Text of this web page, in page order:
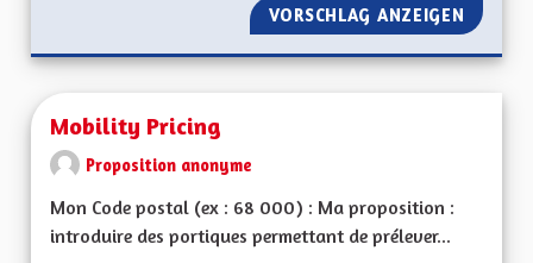
VORSCHLAG ANZEIGEN MODE
Mobility Pricing
Proposition anonyme
Mon Code postal (ex : 68 000) : Ma proposition :
introduire des portiques permettant de prélever...